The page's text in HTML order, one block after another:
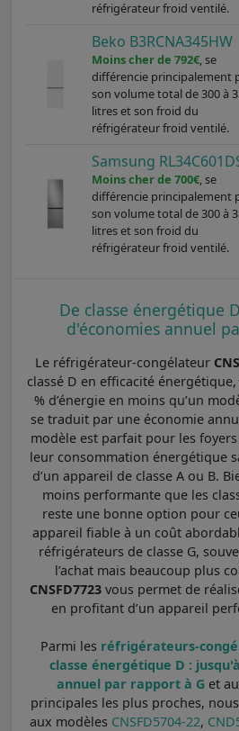
réfrigérateur froid ventilé.
Beko B3RCNA345HW
Moins cher de 792€, se
différencie principalement
son volume total de 300 à
litres et son froid du
réfrigérateur froid ventilé.
Samsung
Moins cher de 700€, se
différencie principalement
son volume total de 300 à
litres et son froid du
réfrigérateur froid ventilé.
De classe énergétique
d'économies annuel
Le réfrigérateur-congélateur
classé D en efficacité
% d’énergie en moins qu’un
se traduit par une économie
modèle est parfait pour les
leur consommation énergétique
d’un appareil de classe A ou B.
moins performante que les
reste une bonne option pour
appareil fiable à un coût
réfrigérateurs de classe G,
l’achat mais beaucoup plus
CNSFD7723vous permet de
en profitant d’un appareil
Parmi les réfrigérateurs-
classe énergétique D :
annuel par rapport à Get
principales les plus proches,
aux modèles CNSFD5704-22,